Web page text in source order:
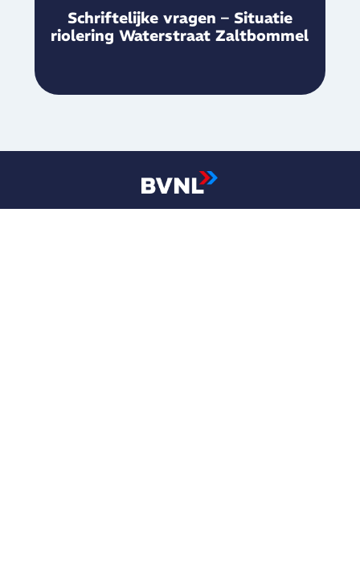
Schriftelijke vragen – Situatie
riolering Waterstraat Zaltbommel